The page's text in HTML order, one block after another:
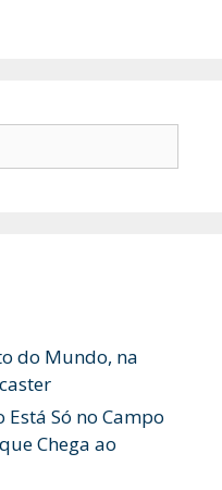
do Mundo, na
Só no Campo
Chega ao